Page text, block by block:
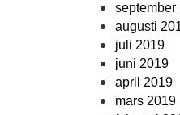
september
augusti
juli 2019
juni 2019
april 2019
mars 2019